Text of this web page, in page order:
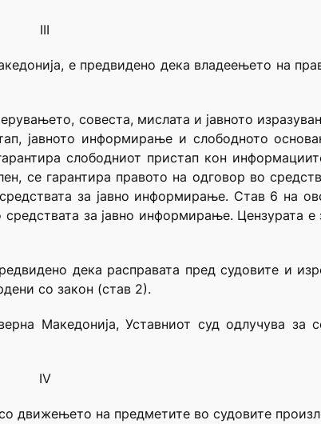
III
е предвидено дека владеењето на
совеста, мислата и јавното
јавното информирање и слободното
слободниот пристап кон
се гарантира правото на одговор во
за јавно информирање. Став 6 на
за јавно информирање. Цензурата е
дека расправата пред судовите и
со закон (став 2).
Македонија, Уставниот суд одлучува за
IV
движењето на предметите во судовите